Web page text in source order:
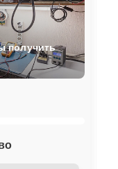
получить